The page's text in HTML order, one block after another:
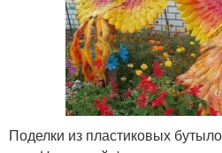
Поделки из пластиковых